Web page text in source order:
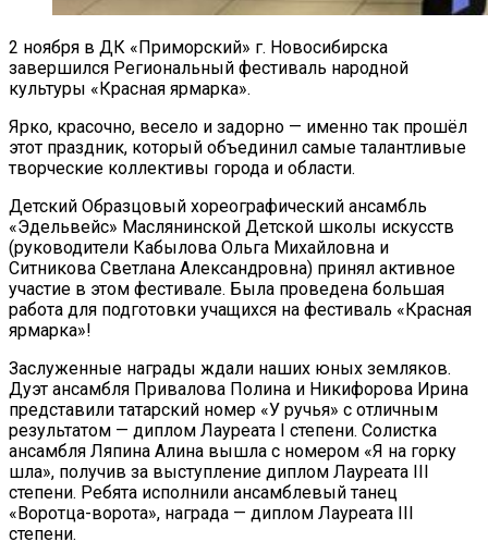
2 ноября в ДК «Приморский» г. Новосибирска
завершился Региональный фестиваль народной
культуры «Красная ярмарка».
Ярко, красочно, весело и задорно — именно так прошёл
этот праздник, который объединил самые талантливые
творческие коллективы города и области.
Детский Образцовый хореографический ансамбль
«Эдельвейс» Маслянинской Детской школы искусств
(руководители Кабылова Ольга Михайловна и
Ситникова Светлана Александровна) принял активное
участие в этом фестивале. Была проведена большая
работа для подготовки учащихся на фестиваль «Красная
ярмарка»!
Заслуженные награды ждали наших юных земляков.
Дуэт ансамбля Привалова Полина и Никифорова Ирина
представили татарский номер «У ручья» с отличным
результатом — диплом Лауреата I степени. Солистка
ансамбля Ляпина Алина вышла с номером «Я на горку
шла», получив за выступление диплом Лауреата III
степени. Ребята исполнили ансамблевый танец
«Воротца-ворота», награда — диплом Лауреата III
степени.